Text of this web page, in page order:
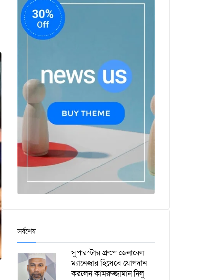
সর্বশেষ
সুপারস্টার গ্রুপে জেনারেল
ম্যানেজার হিসেবে যোগদান
করলেন কামরুজ্জামান নিলু